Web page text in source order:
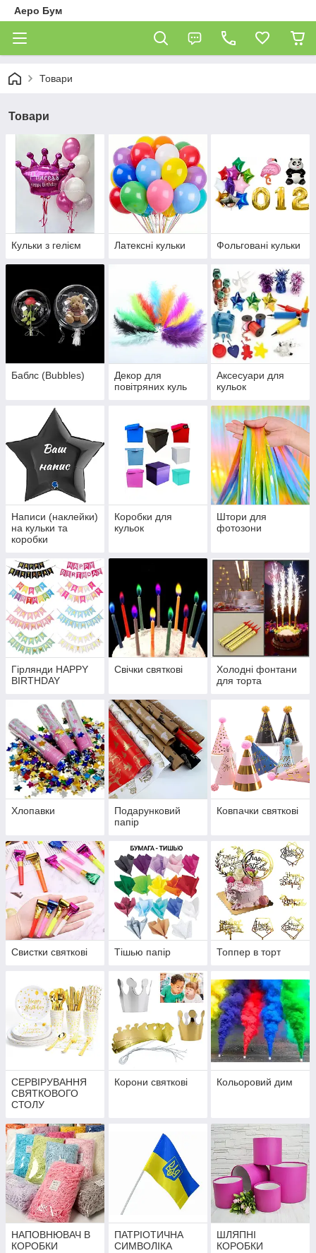
Аеро Бум
Товари
Товари
Кульки з гелієм Латексні кульки Фольговані кульки
Баблс (Bubbles)
Декор для
повітряних куль
Аксесуари для
кульок
Написи (наклейки)
на кульки та
коробки
Коробки для
кульок
Штори для
фотозони
Гірлянди HAPPY
BIRTHDAY
Свічки святкові
Холодні фонтани
для торта
Хлопавки
Подарунковий
папір
Ковпачки святкові
Свистки святкові Тішью папір Топпер в торт
СЕРВІРУВАННЯ
СВЯТКОВОГО
СТОЛУ
Корони святкові Кольоровий дим
НАПОВНЮВАЧ В
КОРОБКИ
ПАТРІОТИЧНА
СИМВОЛІКА
ШЛЯПНІ
КОРОБКИ